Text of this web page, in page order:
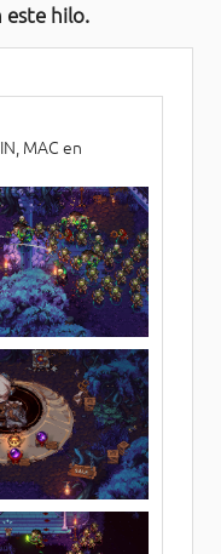
este hilo.
MAC en